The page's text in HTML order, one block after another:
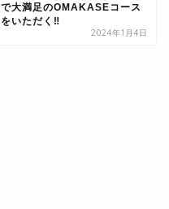
で大満足のOMAKASEコース
をいただく‼
2024年1月4日